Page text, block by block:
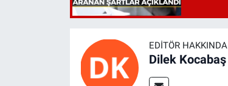
EDITÖR HAKKINDA
Dilek Kocabaş